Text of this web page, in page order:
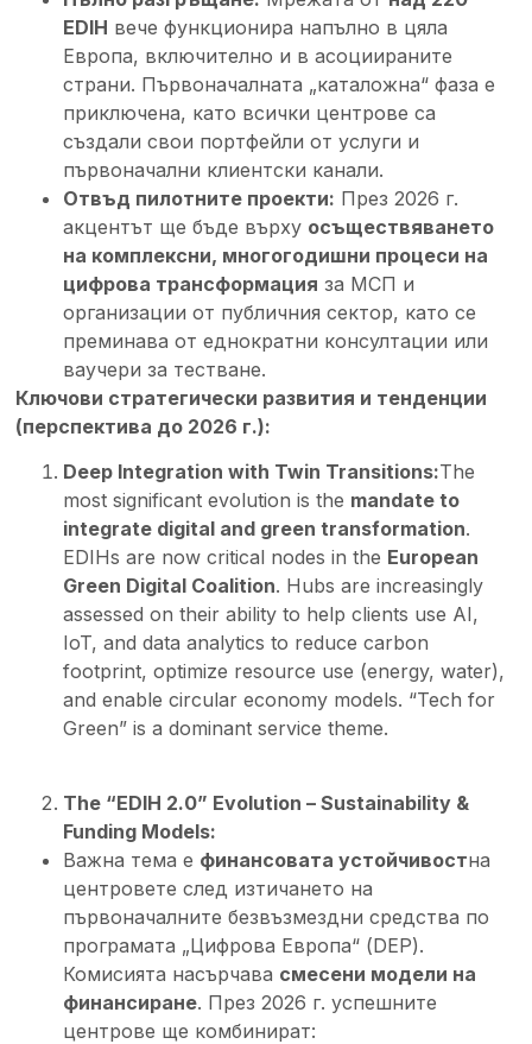
EDIH вече функционира напълно в цяла
Европа, включително и в асоциираните
страни. Първоначалната „каталожна“ фаза е
приключена, като всички центрове са
създали свои портфейли от услуги и
първоначални клиентски канали.
Отвъд пилотните проекти: През 2026 г.
акцентът ще бъде върху осъществяването
на комплексни, многогодишни процеси на
цифрова трансформация за МСП и
организации от публичния сектор, като се
преминава от еднократни консултации или
ваучери за тестване.
Ключови стратегически развития и тенденции
(перспектива до 2026 г.):
Deep Integration with Twin Transitions:The
most significant evolution is the mandate to
integrate digital and green transformation.
EDIHs are now critical nodes in the European
Green Digital Coalition. Hubs are increasingly
assessed on their ability to help clients use AI,
IoT, and data analytics to reduce carbon
footprint, optimize resource use (energy, water),
and enable circular economy models. “Tech for
Green” is a dominant service theme.
The “EDIH 2.0” Evolution – Sustainability &
Funding Models:
Важна тема е финансовата устойчивостна
центровете след изтичането на
първоначалните безвъзмездни средства по
програмата „Цифрова Европа“ (DEP).
Комисията насърчава смесени модели на
финансиране. През 2026 г. успешните
центрове ще комбинират: